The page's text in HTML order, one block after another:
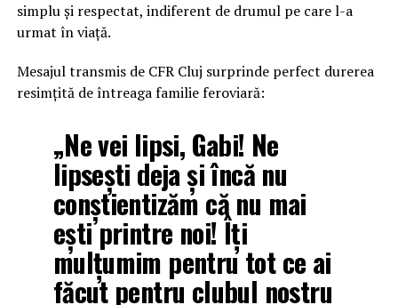
simplu și respectat, indiferent de drumul pe care l-a
urmat în viață.
Mesajul transmis de CFR Cluj surprinde perfect durerea
resimțită de întreaga familie feroviară:
„Ne vei lipsi, Gabi! Ne
lipsești deja și încă nu
conștientizăm că nu mai
ești printre noi! Îți
mulțumim pentru tot ce ai
făcut pentru clubul nostru